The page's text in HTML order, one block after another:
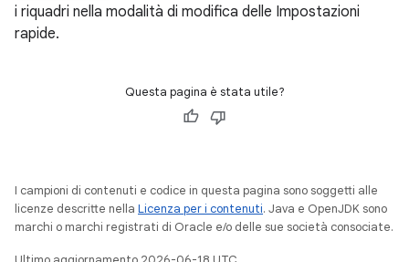
i riquadri nella modalità di modifica delle Impostazioni
rapide.
Questa pagina è stata utile?
I campioni di contenuti e codice in questa pagina sono soggetti alle
licenze descritte nella Licenza per i contenuti. Java e OpenJDK sono
marchi o marchi registrati di Oracle e/o delle sue società consociate.